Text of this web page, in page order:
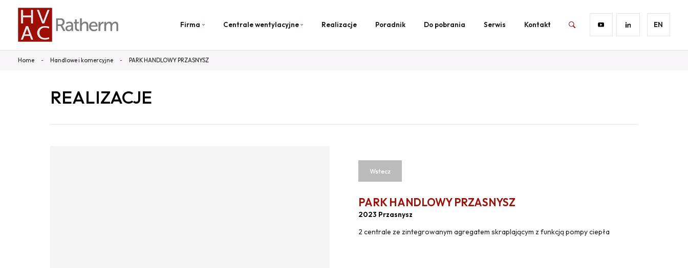
Firma Centrale wentylacyjne Realizacje Poradnik Do pobrania Serwis Kontakt EN
Home Handlowe i komercyjne PARK HANDLOWY PRZASNYSZ
REALIZACJE
Wstecz
PARK HANDLOWY PRZASNYSZ
2023 Przasnysz
2 centrale ze zintegrowanym agregatem skraplającym z funkcją pompy ciepła